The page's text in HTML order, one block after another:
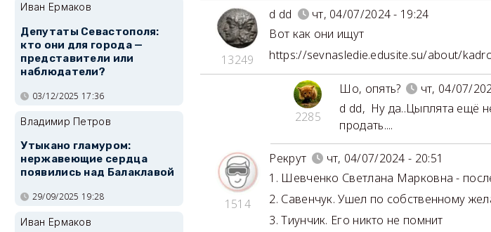
13249
d dd
чт, 04/07/2024 - 19:24
Вот как они ищут
https://sevnasledie.edusite.su/about/
2285
Шо, опять?
чт, 04/07/
d dd, Ну да..Цыплята ещё
продать....
1514
Рекрут
чт, 04/07/2024 - 20:51
1. Шевченко Светлана Марковна -
2. Савенчук. Ушел по собственному
3. Тиунчик. Его никто не помнит
Иван Ермаков
Депутаты Севастополя:
кто они для города —
представители или
наблюдатели?
03/12/2025 17:36
Владимир Петров
Утыкано гламуром:
нержавеющие сердца
появились над Балаклавой
29/09/2025 19:28
Иван Ермаков